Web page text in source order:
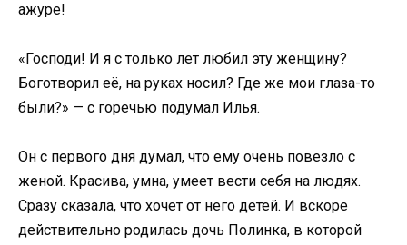
ажуре!
«Господи! И я с только лет любил эту женщину?
Боготворил её, на руках носил? Где же мои глаза-то
были?» — с горечью подумал Илья.
Он с первого дня думал, что ему очень повезло с
женой. Красива, умна, умеет вести себя на людях.
Сразу сказала, что хочет от него детей. И вскоре
действительно родилась дочь Полинка, в которой